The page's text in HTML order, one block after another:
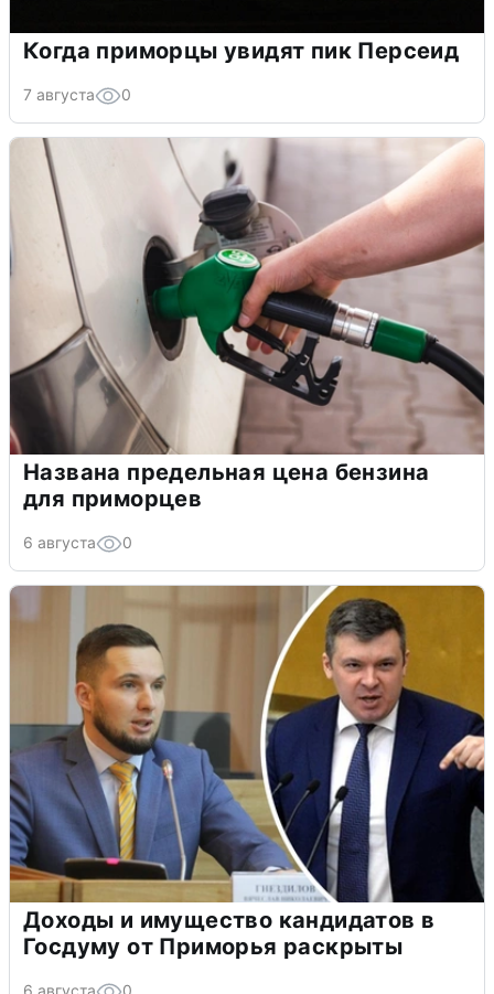
Когда приморцы увидят пик Персеид
7 августа 0
Названа предельная цена бензина
для приморцев
6 августа 0
Доходы и имущество кандидатов в
Госдуму от Приморья раскрыты
6 августа 0